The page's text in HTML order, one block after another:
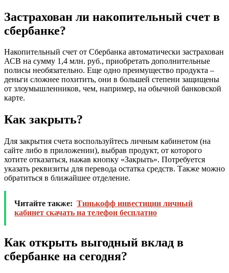
Застрахован ли накопительный счет в
сбербанке?
Накопительный счет от Сбербанка автоматически застрахован
АСВ на сумму 1,4 млн. руб., приобретать дополнительные
полисы необязательно. Еще одно преимущество продукта –
деньги сложнее похитить, они в большей степени защищены
от злоумышленников, чем, например, на обычной банковской
карте.
Как закрыть?
Для закрытия счета воспользуйтесь личным кабинетом (на
сайте либо в приложении), выбрав продукт, от которого
хотите отказаться, нажав кнопку «Закрыть». Потребуется
указать реквизиты для перевода остатка средств. Также можно
обратиться в ближайшее отделение.
Читайте также: Тинькофф инвестиции личный
кабинет скачать на телефон бесплатно
Как открыть выгодный вклад в
сбербанке на сегодня?